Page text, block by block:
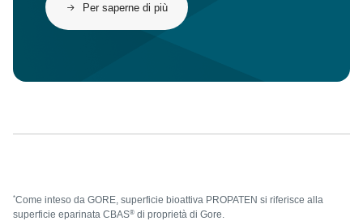
Per saperne di più
*Come inteso da GORE, superficie bioattiva PROPATEN si riferisce alla
superficie eparinata CBAS® di proprietà di Gore.